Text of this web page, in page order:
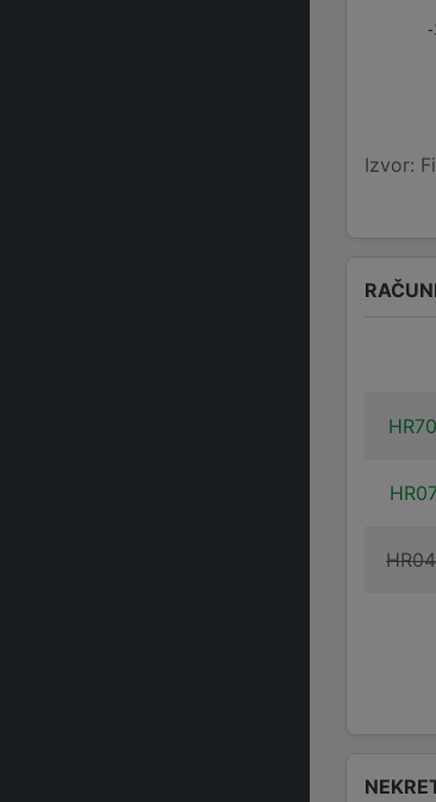
Izvor: